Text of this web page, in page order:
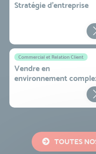
Stratégie d’entreprise
Commercial et Relation Client
Vendre en
environnement
TOUTES